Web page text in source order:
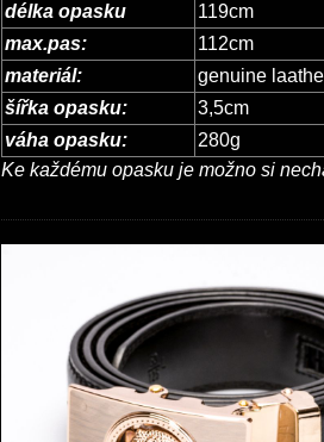
délka opasku
119cm
max.pas:
112cm
materiál:
genuine
šířka opasku:
3,5cm
váha opasku:
280g
Ke každému opasku je možno si